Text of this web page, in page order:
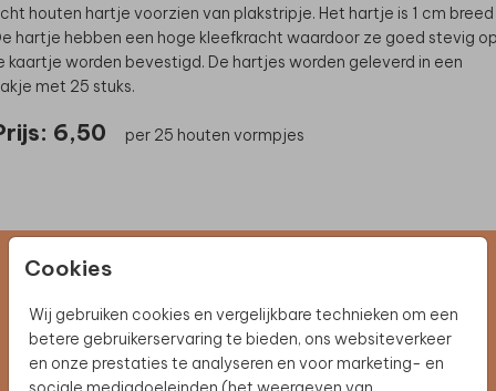
Cookies
Wij gebruiken cookies en vergelijkbare technieken om een
betere gebruikerservaring te bieden, ons websiteverkeer
en onze prestaties te analyseren en voor marketing- en
houten hartje voorzien van plakstripje. Het hartje is 1 cm breed
hartje hebben een hoge kleefkracht waardoor ze goed stevig
kaartje worden bevestigd. De hartjes worden geleverd in een
met 25 stuks.
6,50 per 25 houten vormpjes
Blijf op de hoogte van alle nieuwe producten, (win)acties en
unieke samenwerkingen!